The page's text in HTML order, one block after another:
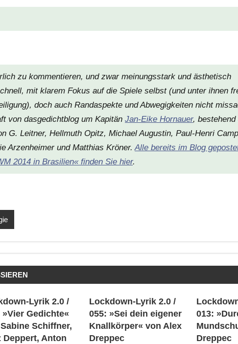
zu kommentieren, und zwar meinungsstark und ästhetisch
mit klarem Fokus auf die Spiele selbst (und unter ihnen
doch auch Randaspekte und Abwegigkeiten nicht
von dasgedichtblogum Kapitän Jan-Eike Hornauer,
G. Leitner, Hellmuth Opitz, Michael Augustin, Paul-Henri
Arzenheimer und Matthias Kröner.Alle bereits im Blog
2014 in Brasilien« finden Sie hier.
Lyrik 2.0 /
»Vier Gedichte«
Schiffner,
Deppert, Anton
Lockdown-Lyrik 2.0 /
055: »Sei dein eigener
Knallkörper« von Alex
Dreppec
013:
Dreppec